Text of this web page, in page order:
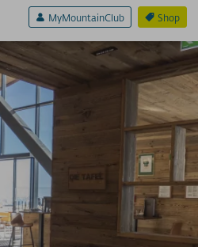
Shop
MyMountainClub